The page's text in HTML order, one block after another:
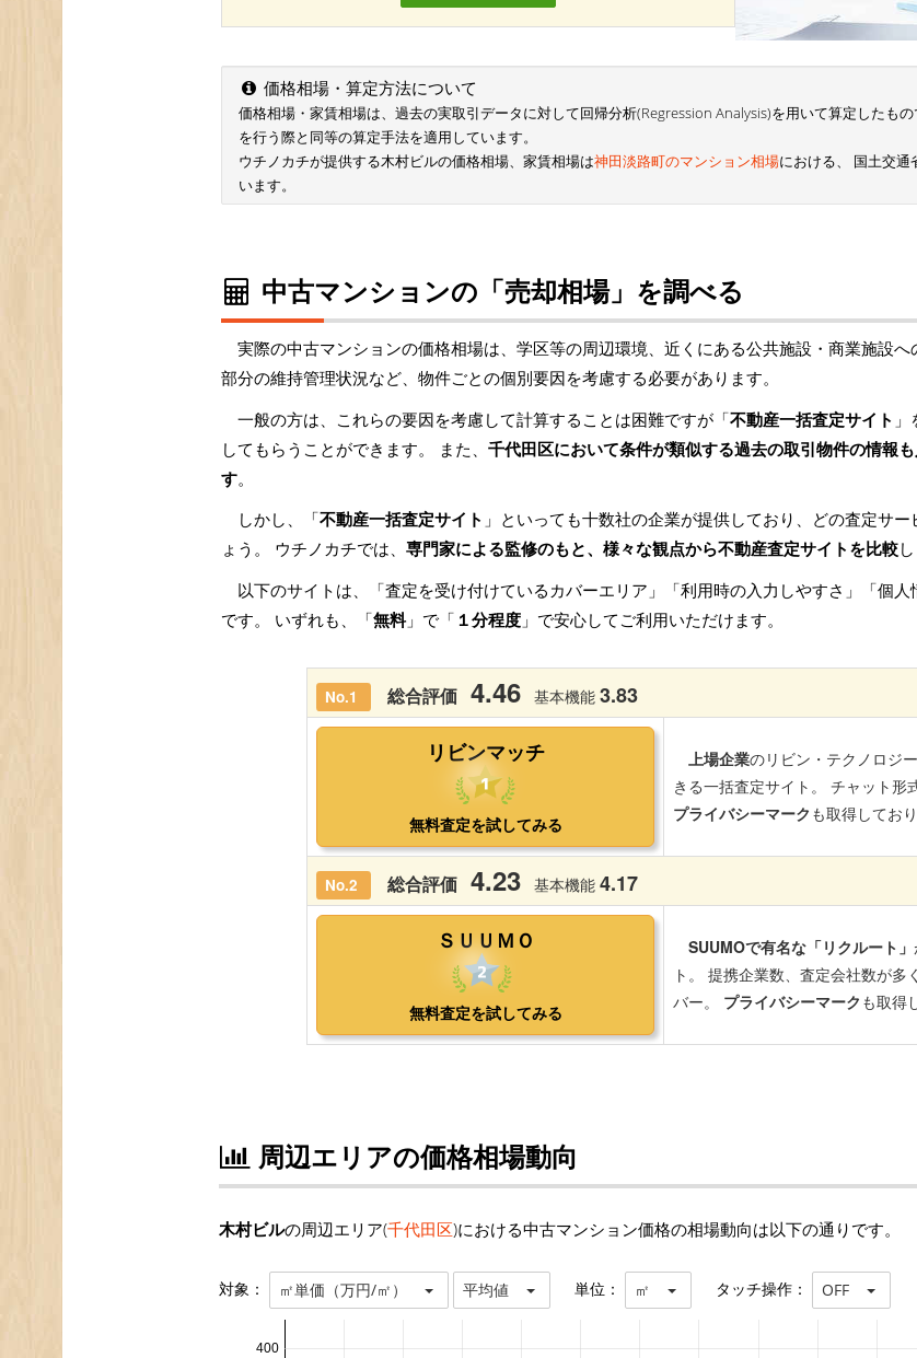
価格相場・算定方法について
価格相場・家賃相場は、過去の実取引データに対して回帰分析(Regression Analysis)を用いて算定したも
を行う際と同等の算定手法を適用しています。
ウチノカチが提供する木村ビルの価格相場、家賃相場は神田淡路町のマンション相場における、 国土交
います。
中古マンションの「売却相場」を調べる
実際の中古マンションの価格相場は、学区等の周辺環境、近くにある公共施設・商業施設
部分の維持管理状況など、物件ごとの個別要因を考慮する必要があります。
一般の方は、これらの要因を考慮して計算することは困難ですが「不動産一括査定サイト
してもらうことができます。 また、 千代田区において条件が類似する過去の取引物件の情報
す。
しかし、「不動産一括査定サイト 」といっても十数社の企業が提供しており、どの査定サ
ょう。 ウチノカチでは、 専門家による監修のもと、様々な観点から不動産査定サイトを比較
以下のサイトは、「査定を受け付けているカバーエリア」「利用時の入力しやすさ」「個
です。 いずれも、「無料」で「 １分程度 」で安心してご利用いただけます。
周辺エリアの価格相場動向
木村ビルの周辺エリア(千代田区)における中古マンション価格の相場動向は以下の通りです。
対象： ㎡単価（万円/㎡） 平均値 単位： ㎡ タッチ操作： OFF
400